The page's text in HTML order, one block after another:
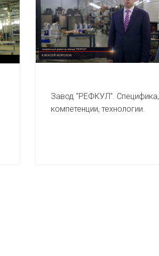
Завод "РЕФКУЛ". Специфика,
компетенции, технологии.